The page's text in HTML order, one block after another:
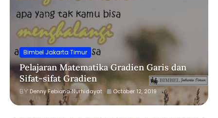
Bimbel Jakarta Timur
Pelajaran Matematika Gradien Garis dan
Sifat-sifat Gradien
Denny Febiana Nurhidayat October 12, 2019